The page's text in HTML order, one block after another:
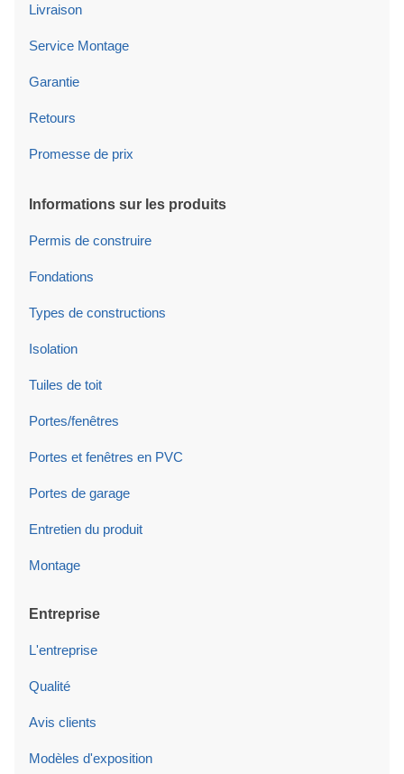
Livraison
Service Montage
Garantie
Retours
Promesse de prix
Informations sur les produits
Permis de construire
Fondations
Types de constructions
Isolation
Tuiles de toit
Portes/fenêtres
Portes et fenêtres en PVC
Portes de garage
Entretien du produit
Montage
Entreprise
L'entreprise
Qualité
Avis clients
Modèles d'exposition